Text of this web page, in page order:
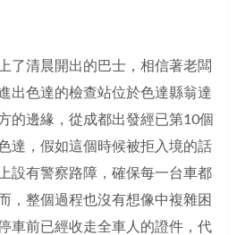
了清晨開出的巴士，相信著老闆
出色達的檢查站位於色達縣翁達
的邊緣，從成都出發經已第10個
達，假如這個時候被拒入境的話
設有警察路障，確保每一台車都
，整個過程也沒有想像中複雜困
車前已經收走全車人的證件，代